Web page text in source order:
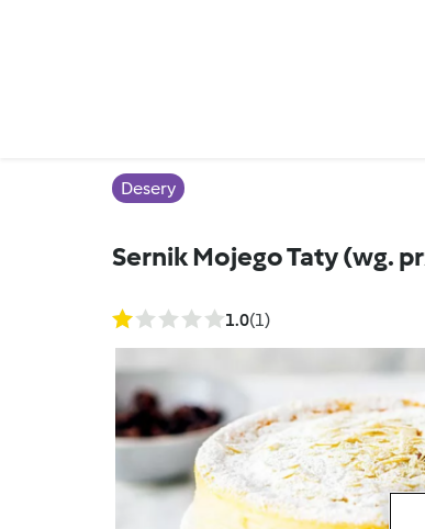
Desery
Sernik Mojego Taty (wg.
1.0(1)